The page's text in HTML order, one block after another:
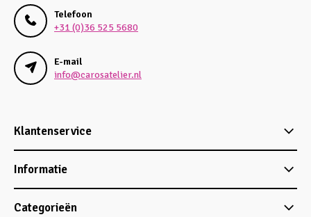
Telefoon
+31 (0)36 525 5680
E-mail
info@carosatelier.nl
Klantenservice
Informatie
Categorieën